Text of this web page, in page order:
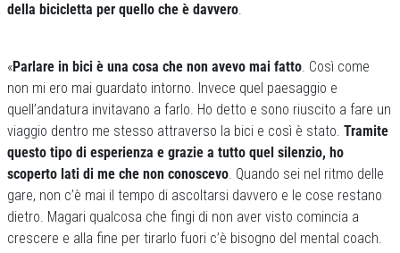
della bicicletta per quello che è davvero.
«Parlare in bici è una cosa che non avevo mai fatto. Così come
non mi ero mai guardato intorno. Invece quel paesaggio e
quell’andatura invitavano a farlo. Ho detto e sono riuscito a fare un
viaggio dentro me stesso attraverso la bici e così è stato. Tramite
questo tipo di esperienza e grazie a tutto quel silenzio, ho
scoperto lati di me che non conoscevo. Quando sei nel ritmo delle
gare, non c’è mai il tempo di ascoltarsi davvero e le cose restano
dietro. Magari qualcosa che fingi di non aver visto comincia a
crescere e alla fine per tirarlo fuori c’è bisogno del mental coach.